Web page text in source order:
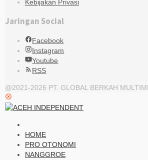
Kebijakan Privasi
Jaringan Social
Facebook
Instagram
Youtube
RSS
@2021-2026 PT. GLOBAL BERKAH
HOME
PRO OTONOMI
NANGGROE